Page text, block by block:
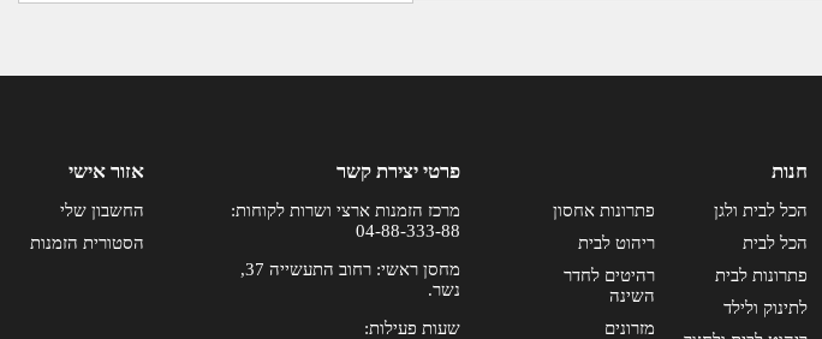
חנות
הכל לבית ולגן
הכל לבית
פתרונות לבית
לתינוק ולילד
פתרונות אחסון
ריהוט לבית
רהיטים לחדר
השינה
מזרונים
פרטי יצירת קשר
מרכז הזמנות ארצי ושרות לקוחות:
04-88-333-88
מחסן ראשי: רחוב התעשייה 37,
נשר.
שעות פעילות:
אזור אישי
החשבון שלי
הסטורית הזמנות